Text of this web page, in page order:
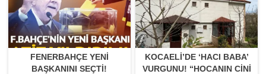
FENERBAHÇE YENI
BAŞKANINI SEÇTI!
KOCAELI’DE ‘HACI BABA’
VURGUNU! “HOCANIN CINI